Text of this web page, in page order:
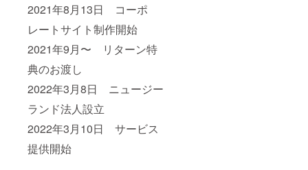
2021年8月13日 コーポ
レートサイト制作開始
2021年9月〜 リターン特
典のお渡し
2022年3月8日 ニュージー
ランド法人設立
2022年3月10日 サービス
提供開始